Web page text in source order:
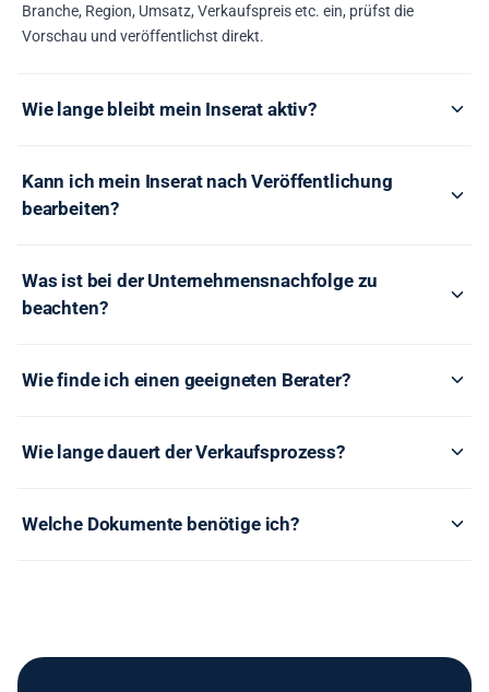
Branche, Region, Umsatz, Verkaufspreis etc. ein, prüfst die
Vorschau und veröffentlichst direkt.
Wie lange bleibt mein Inserat aktiv?
Kann ich mein Inserat nach Veröffentlichung
bearbeiten?
Was ist bei der Unternehmensnachfolge zu
beachten?
Wie finde ich einen geeigneten Berater?
Wie lange dauert der Verkaufsprozess?
Welche Dokumente benötige ich?